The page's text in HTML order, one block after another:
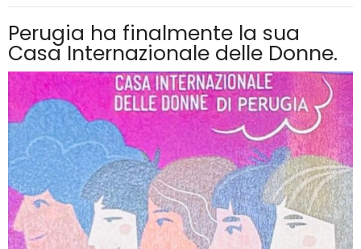
Perugia ha finalmente la sua
Casa Internazionale delle Donne.